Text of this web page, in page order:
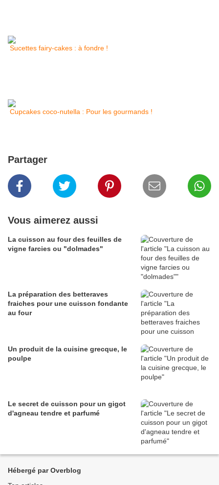
Sucettes fairy-cakes : à fondre !
Cupcakes coco-nutella : Pour les gourmands !
Partager
Vous aimerez aussi
La cuisson au four des feuilles de
vigne farcies ou "dolmades"
La préparation des betteraves
fraiches pour une cuisson fondante
au four
Un produit de la cuisine grecque, le
poulpe
Le secret de cuisson pour un gigot
d'agneau tendre et parfumé
Hébergé par Overblog